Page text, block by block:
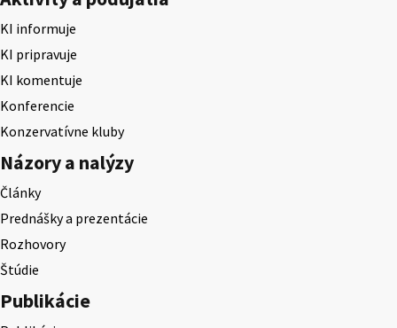
KI informuje
KI pripravuje
KI komentuje
Konferencie
Konzervatívne kluby
Názory a nalýzy
Články
Prednášky a prezentácie
Rozhovory
Štúdie
Publikácie